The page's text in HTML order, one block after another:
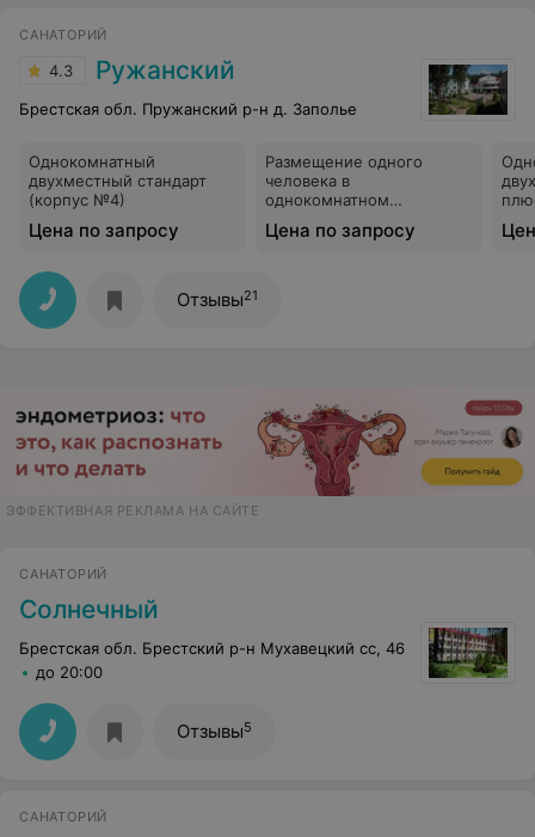
САНАТОРИЙ
4.3 Ружанский
Брестская обл. Пружанский р-н д. Заполье
Однокомнатный
двухместный стандарт
(корпус №4)
Цена по запросу
Размещение одного
человека в
однокомнатном
стандарт (корпус №4)
Цена по запросу
Отзывы21
ЭФФЕКТИВНАЯ РЕКЛАМА НА САЙТЕ
САНАТОРИЙ
Солнечный
Брестская обл. Брестский р-н Мухавецкий сс, 46
до 20:00
Отзывы5
САНАТОРИЙ